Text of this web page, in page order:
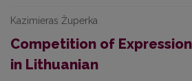
Kazimieras Župerka
Competition of
in Lithuanian